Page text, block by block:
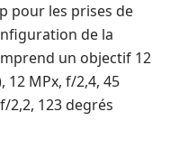
pour les prises de
de la
un objectif 12
12 MPx, f/2,4, 45
2,2, 123 degrés